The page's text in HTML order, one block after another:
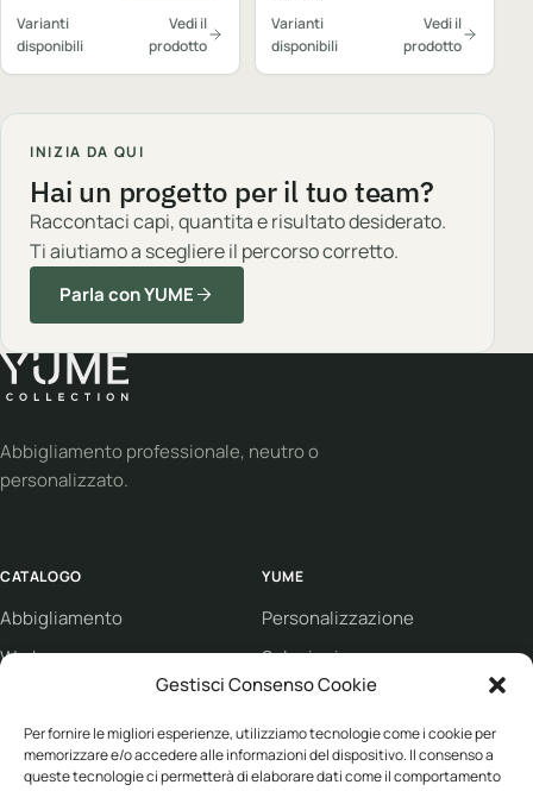
Gestisci Consenso Cookie
Per fornire le migliori esperienze, utilizziamo tecnologie come i cookie per
memorizzare e/o accedere alle informazioni del dispositivo. Il consenso a
queste tecnologie ci permetterà di elaborare dati come il comportamento
Varianti
disponibili
Vedi il
prodotto
Varianti
disponibili
Vedi il
prodotto
INIZIA DA QUI
Hai un progetto per il tuo team?
Raccontaci capi, quantita e risultato desiderato.
Ti aiutiamo a scegliere il percorso corretto.
Parla con YUME
Abbigliamento professionale, neutro o
personalizzato.
CATALOGO
Abbigliamento
Workwear
Eco collection
Brand
YUME
Personalizzazione
Soluzioni
Supporto
Condizioni di vendita